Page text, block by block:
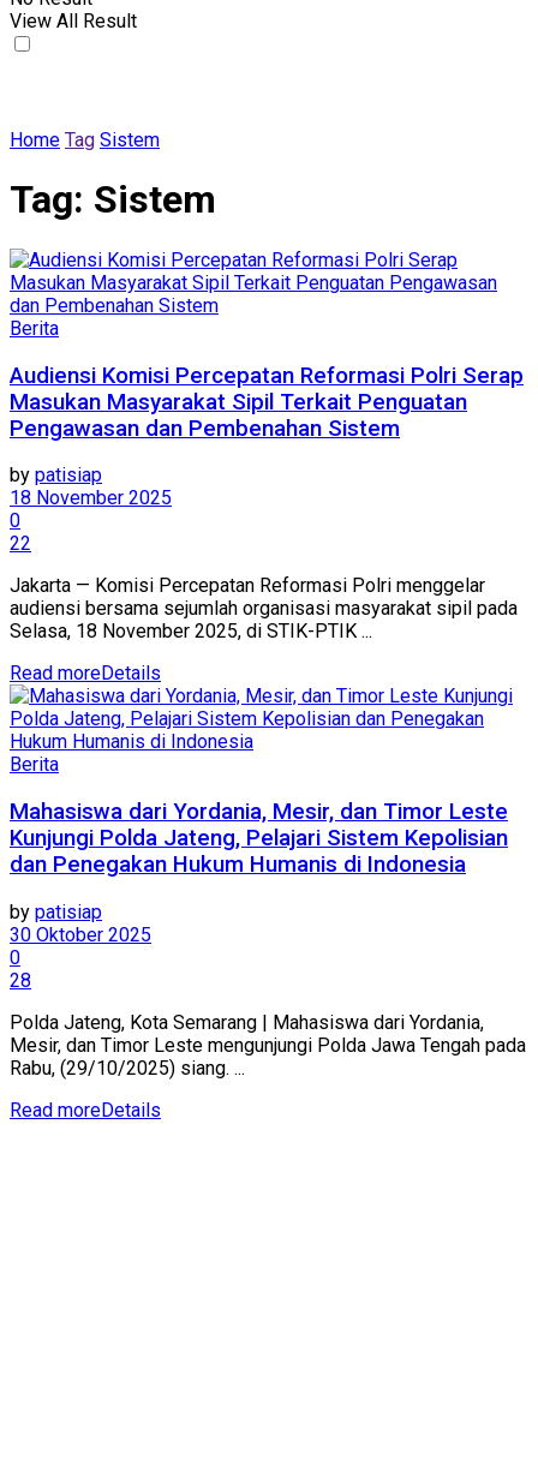
View All Result
Home Tag Sistem
Tag: Sistem
Berita
Audiensi Komisi Percepatan Reformasi Polri Serap
Masukan Masyarakat Sipil Terkait Penguatan
Pengawasan dan Pembenahan Sistem
by patisiap
18 November 2025
0
22
Jakarta — Komisi Percepatan Reformasi Polri menggelar
audiensi bersama sejumlah organisasi masyarakat sipil pada
Selasa, 18 November 2025, di STIK-PTIK ...
Read moreDetails
Berita
Mahasiswa dari Yordania, Mesir, dan Timor Leste
Kunjungi Polda Jateng, Pelajari Sistem Kepolisian
dan Penegakan Hukum Humanis di Indonesia
by patisiap
30 Oktober 2025
0
28
Polda Jateng, Kota Semarang | Mahasiswa dari Yordania,
Mesir, dan Timor Leste mengunjungi Polda Jawa Tengah pada
Rabu, (29/10/2025) siang. ...
Read moreDetails